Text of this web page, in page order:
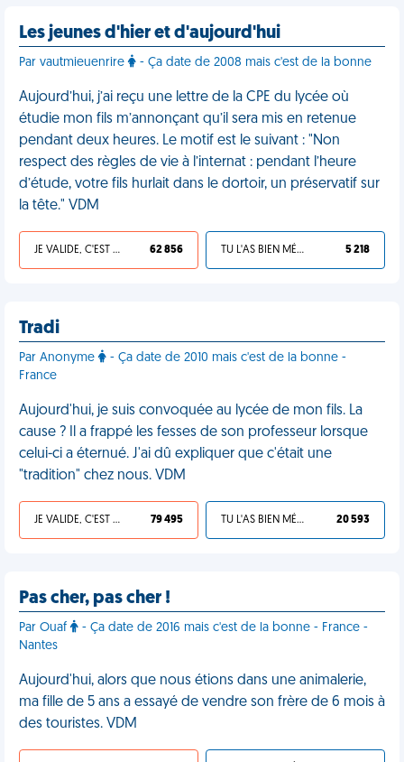
Les jeunes d'hier et d'aujourd'hui
Par vautmieuenrire - Ça date de 2008 mais c'est de la bonne
Aujourd’hui, j’ai reçu une lettre de la CPE du lycée où
étudie mon fils m’annonçant qu’il sera mis en retenue
pendant deux heures. Le motif est le suivant : "Non
respect des règles de vie à l’internat : pendant l’heure
d’étude, votre fils hurlait dans le dortoir, un préservatif sur
la tête." VDM
JE VALIDE, C'EST UNE VDM 62 856 TU L'AS BIEN MÉRITÉ 5 218
Tradi
Par Anonyme
- Ça date de 2010 mais c'est de la bonne -
France
Aujourd'hui, je suis convoquée au lycée de mon fils. La
cause ? Il a frappé les fesses de son professeur lorsque
celui-ci a éternué. J'ai dû expliquer que c'était une
"tradition" chez nous. VDM
JE VALIDE, C'EST UNE VDM 79 495 TU L'AS BIEN MÉRITÉ 20 593
Pas cher, pas cher !
Par Ouaf
- Ça date de 2016 mais c'est de la bonne - France -
Nantes
Aujourd'hui, alors que nous étions dans une animalerie,
ma fille de 5 ans a essayé de vendre son frère de 6 mois à
des touristes. VDM